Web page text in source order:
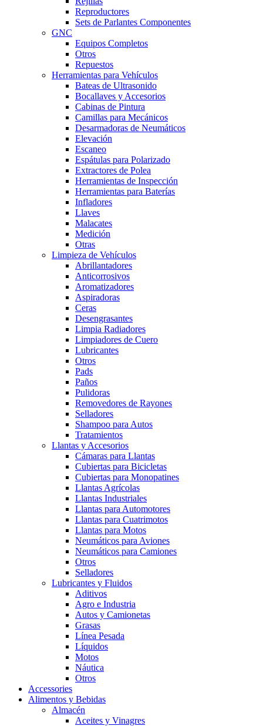
Reproductores
Sets de Parlantes Componentes
GNC
Equipos Completos
Otros
Repuestos
Herramientas para Vehículos
Bateas de Ultrasonido
Bocallaves y Accesorios
Cabinas de Pintura
Camillas para Mecánicos
Desarmadoras de Neumáticos
Elevación
Escaneo
Espátulas para Polarizado
Extractores de Polea
Herramientas de Inspección
Herramientas para Baterías
Infladores
Llaves
Malacates
Medición
Otras
Limpieza de Vehículos
Abrillantadores
Anticorrosivos
Aromatizadores
Aspiradoras
Ceras
Desengrasantes
Limpia Radiadores
Limpiadores de Cuero
Lubricantes
Otros
Pads
Paños
Pulidoras
Removedores de Rayones
Selladores
Shampoo para Autos
Tratamientos
Llantas y Accesorios
Cámaras para Llantas
Cubiertas para Bicicletas
Cubiertas para Monopatines
Llantas Agrícolas
Llantas Industriales
Llantas para Automotores
Llantas para Cuatrimotos
Llantas para Motos
Neumáticos para Aviones
Neumáticos para Camiones
Otros
Selladores
Lubricantes y Fluidos
Aditivos
Agro e Industria
Autos y Camionetas
Grasas
Línea Pesada
Líquidos
Motos
Náutica
Otros
Accessories
Alimentos y Bebidas
Almacén
Aceites y Vinagres